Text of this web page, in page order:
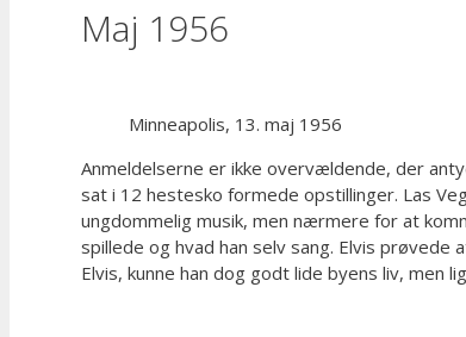
Maj 1956
Minneapolis, 13. maj 1956
Anmeldelserne er ikke overvældende, der
sat i 12 hestesko formede opstillinger. Las
ungdommelig musik, men nærmere for at
spillede og hvad han selv sang. Elvis
Elvis, kunne han dog godt lide byens liv, men